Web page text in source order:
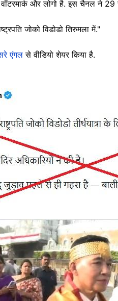
वॉटरमार्क और लोगो है. इस चैनल ने
जोको विडोडो तिरुमला में."
एंगलसे वीडियो शेयर किया है.